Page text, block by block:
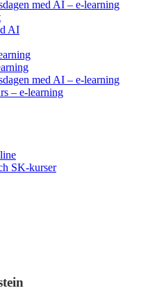
med AI – e-learning
AI
med AI – e-learning
– e-learning
SK-kurser